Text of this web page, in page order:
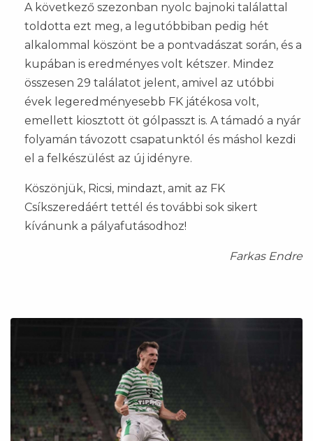
A következő szezonban nyolc bajnoki találattal
toldotta ezt meg, a legutóbbiban pedig hét
alkalommal köszönt be a pontvadászat során, és a
kupában is eredményes volt kétszer. Mindez
összesen 29 találatot jelent, amivel az utóbbi
évek legeredményesebb FK játékosa volt,
emellett kiosztott öt gólpasszt is. A támadó a nyár
folyamán távozott csapatunktól és máshol kezdi
el a felkészülést az új idényre.
Köszönjük, Ricsi, mindazt, amit az FK
Csíkszeredáért tettél és további sok sikert
kívánunk a pályafutásodhoz!
Farkas Endre